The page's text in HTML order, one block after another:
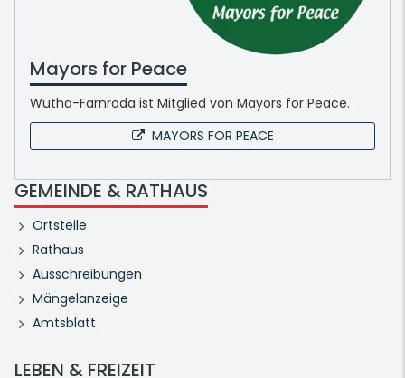
Mayors for Peace
Wutha-Farnroda ist Mitglied von Mayors for Peace.
MAYORS FOR PEACE
GEMEINDE & RATHAUS
Ortsteile
Rathaus
Ausschreibungen
Mängelanzeige
Amtsblatt
LEBEN & FREIZEIT